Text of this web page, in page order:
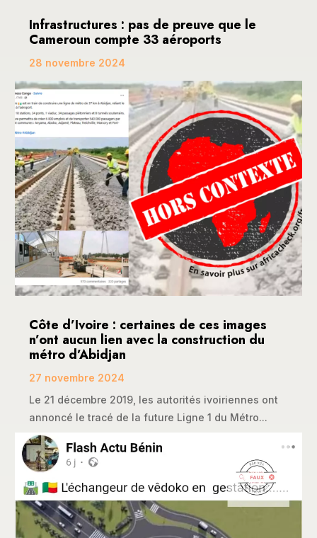
Infrastructures : pas de preuve que le
Cameroun compte 33 aéroports
28 novembre 2024
Une publication devenue virale sur les réseaux
sociaux, dont Facebook, fait mention de ce que le...
Côte d’Ivoire : certaines de ces images
n’ont aucun lien avec la construction du
métro d’Abidjan
27 novembre 2024
Le 21 décembre 2019, les autorités ivoiriennes ont
annoncé le tracé de la future Ligne 1 du Métro...